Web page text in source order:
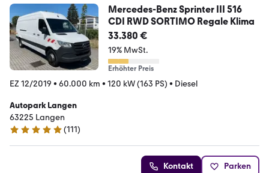
Mercedes-Benz Sprinter III 516
CDI RWD SORTIMO Regale Klima
33.380 €
19% MwSt.
Erhöhter Preis
EZ 12/2019 • 60.000 km • 120 kW (163 PS) • Diesel
Autopark Langen
63225 Langen
4.9 Sterne
(111)
Kontakt Parken